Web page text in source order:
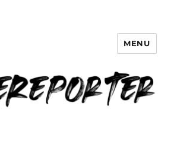
| Cultura Gamer
MENU